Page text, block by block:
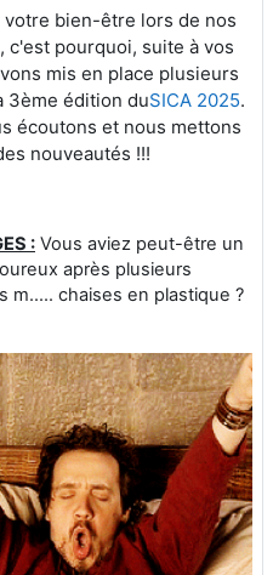
votre bien-être lors de nos
c'est pourquoi, suite à vos
mis en place plusieurs
3ème édition duSICA 2025.
écoutons et nous mettons
nouveautés !!!
: Vous aviez peut-être un
après plusieurs
m..... chaises en plastique ?